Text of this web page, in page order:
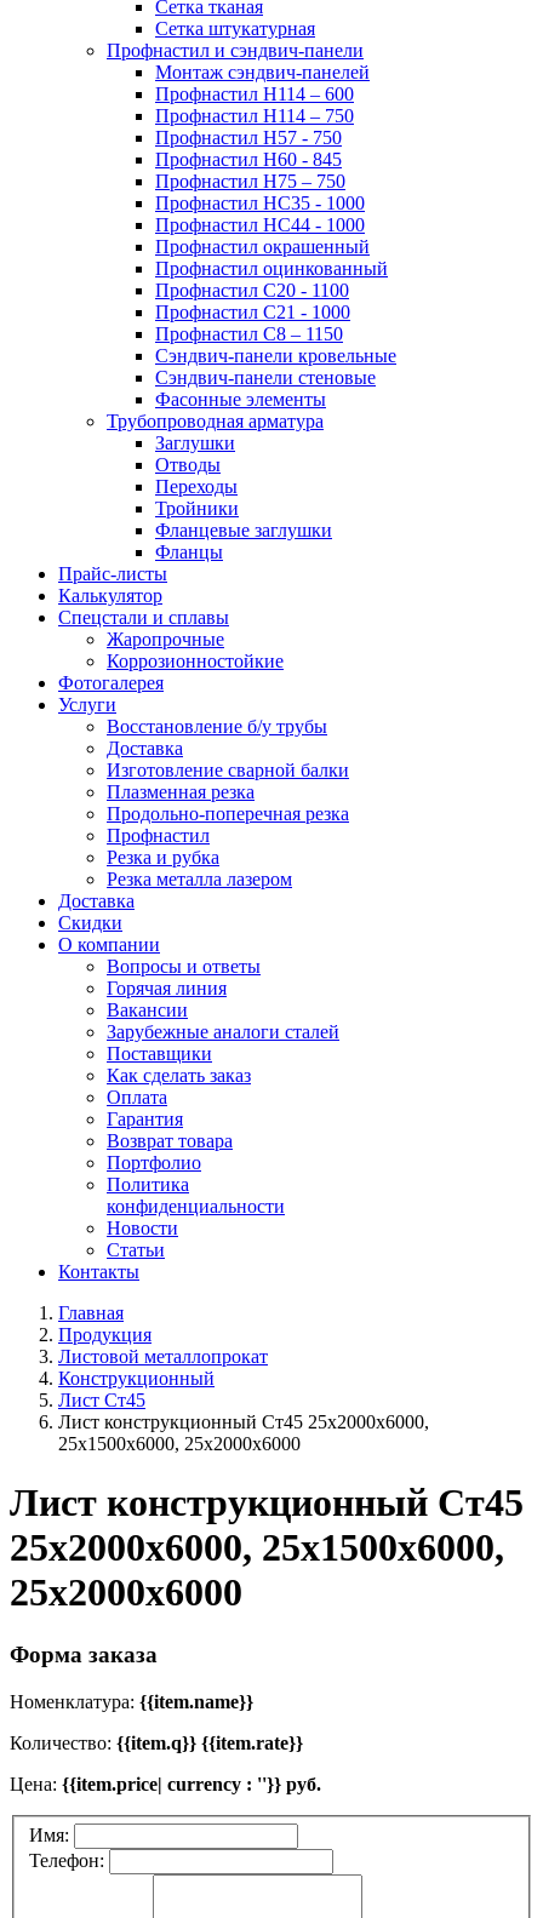
Сетка тканая
Сетка штукатурная
Профнастил и сэндвич-панели
Монтаж сэндвич-панелей
Профнастил Н114 – 600
Профнастил Н114 – 750
Профнастил Н57 - 750
Профнастил Н60 - 845
Профнастил Н75 – 750
Профнастил НС35 - 1000
Профнастил НС44 - 1000
Профнастил окрашенный
Профнастил оцинкованный
Профнастил С20 - 1100
Профнастил С21 - 1000
Профнастил С8 – 1150
Сэндвич-панели кровельные
Сэндвич-панели стеновые
Фасонные элементы
Трубопроводная арматура
Заглушки
Отводы
Переходы
Тройники
Фланцевые заглушки
Фланцы
Прайс-листы
Калькулятор
Спецстали и сплавы
Жаропрочные
Коррозионностойкие
Фотогалерея
Услуги
Восстановление б/у трубы
Доставка
Изготовление сварной балки
Плазменная резка
Продольно-поперечная резка
Профнастил
Резка и рубка
Резка металла лазером
Доставка
Скидки
О компании
Вопросы и ответы
Горячая линия
Вакансии
Зарубежные аналоги сталей
Поставщики
Как сделать заказ
Оплата
Гарантия
Возврат товара
Портфолио
Политика
конфиденциальности
Новости
Статьи
Контакты
Главная
Продукция
Листовой металлопрокат
Конструкционный
Лист Ст45
Лист конструкционный Ст45 25х2000х6000,
25х1500х6000, 25х2000х6000
Лист конструкционный Ст45
25х2000х6000, 25х1500х6000,
25х2000х6000
Форма заказа
Номенклатура: {{item.name}}
Количество: {{item.q}} {{item.rate}}
Цена: {{item.price| currency : ''}} руб.
Имя:
Телефон: